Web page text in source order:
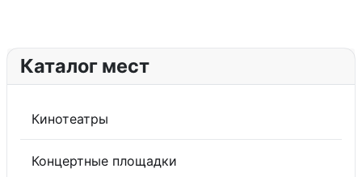
Каталог мест
Кинотеатры
Концертные площадки